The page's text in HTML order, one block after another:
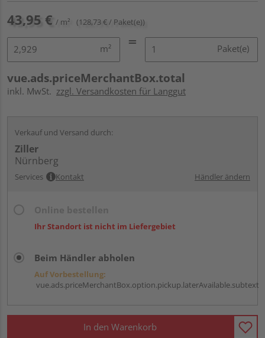
43,95 € / m² (128,73 € / Paket(e))
m² Paket(e)
vue.ads.priceMerchantBox.total
inkl. MwSt. zzgl. Versandkosten für Langgut
Verkauf und Versand durch:
Ziller
Nürnberg
Services Kontakt Händler ändern
Ihr Standort ist nicht im Liefergebiet
Beim Händler abholen
Auf Vorbestellung:
vue.ads.priceMerchantBox.option.pickup.laterAvailable.subtext
In den Warenkorb